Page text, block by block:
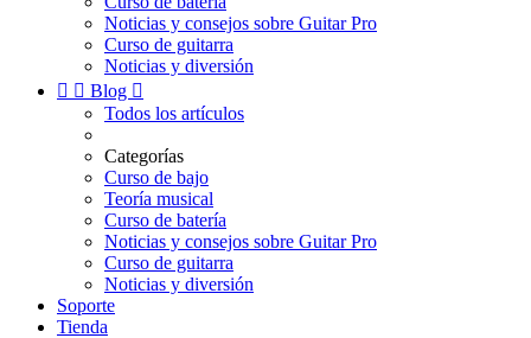
Noticias y consejos sobre Guitar Pro
Curso de guitarra
Noticias y diversión
  Blog 
Todos los artículos
Categorías
Curso de bajo
Teoría musical
Curso de batería
Noticias y consejos sobre Guitar Pro
Curso de guitarra
Noticias y diversión
Soporte
Tienda